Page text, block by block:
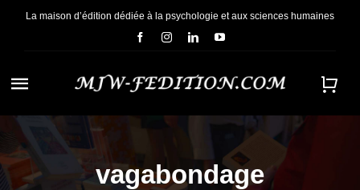
PasserLa maison d’édition dédiée à la psychologie et aux sciences humaines
Navigation
à
bascule
ACCUEIL
NOUS CONNAÎTREvagabondage